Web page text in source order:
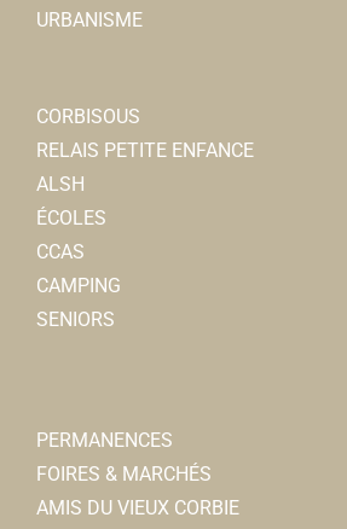
URBANISME
CORBISOUS
RELAIS PETITE ENFANCE
ALSH
ÉCOLES
CCAS
CAMPING
SENIORS
PERMANENCES
FOIRES & MARCHÉS
AMIS DU VIEUX CORBIE